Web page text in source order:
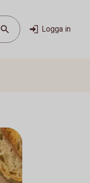
Logga in